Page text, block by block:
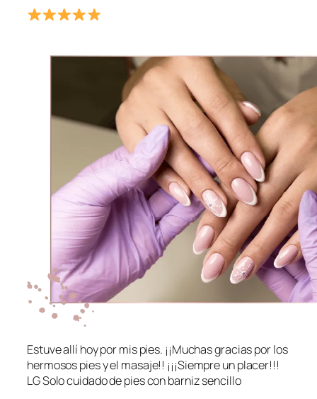
Estuve allí hoy por mis pies. ¡¡Muchas gracias por los
hermosos pies y el masaje!! ¡¡¡Siempre un placer!!!
LG Solo cuidado de pies con barniz sencillo